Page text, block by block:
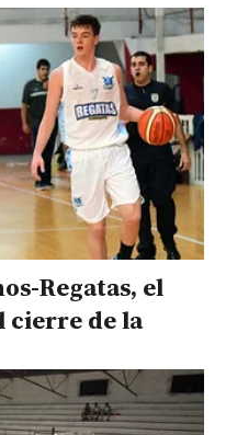
Regatas, el
cierre de la